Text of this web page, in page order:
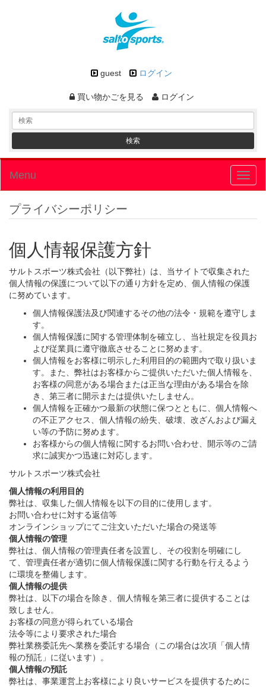
guest ログイン
買い物かごを見る ログイン
Menu
プライバシーポリシー
個人情報保護方針
サルトスポーツ株式会社（以下弊社）は、当サイトで収集された
個人情報の保護について以下の通り方針を定め、個人情報の保護
に努めています。
個人情報保護法及び関連するその他の法令・規範を遵守しま
す。
個人情報保護に関する管理体制を確立し、当社規定を役員お
よび従業員に遵守徹底させることに努めます。
個人情報をお客様に明示した利用目的の範囲内で取り扱いま
す。また、弊社はお客様からご提供いただいた個人情報を、
お客様の同意がある場合または正当な理由がある場合を除
き、第三者に開示または提供いたしません。
個人情報を正確かつ最新の状態に保つとともに、個人情報へ
の不正アクセス、個人情報の紛失、破壊、改ざんおよび漏え
い等の予防に努めます。
お客様からの個人情報に関するお問い合わせ、開示等のご請
求に誠実かつ迅速に対応します。
サルトスポーツ株式会社
個人情報の利用目的
弊社は、収集した個人情報を以下の目的に使用します。
お問い合わせに対する返信等
オンラインショップにてご注文いただいた場合の発送等
個人情報の管理
弊社は、個人情報の管理責任者を設置し、その役割を明確にし
て、管理責任者が適切に個人情報保護に関する行動を行えるよう
に環境を整備します。
個人情報の提供
弊社は、以下の場合を除き、個人情報を第三者に提供することは
致しません。
お客様の同意が得られている場合
法令等により要求された場合
弊社業務委託先へ業務を委託する場合（この場合は次項「個人情
報の預託」に従います）。
個人情報の預託
弊社は、事業運営上お客様により良いサービスを提供するために